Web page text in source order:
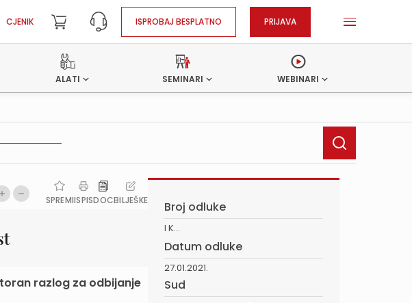
CJENIK ISPROBAJ BESPLATNO PRIJAVA
ALATI SEMINARI WEBINARI
SPREMIISPISDOCBILJEŠKE
razlog za odbijanje
Broj odluke
I K...
Datum odluke
27.01.2021.
Sud